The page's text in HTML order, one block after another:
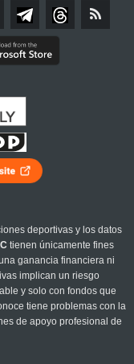
deportivas y los datos
tienen únicamente fines
ganancia financiera ni
implican un riesgo
y solo con fondos que
tiene problemas con la
de apoyo profesional de